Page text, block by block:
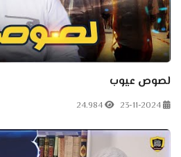
لصوص عيوب
23-11-2024
24.984